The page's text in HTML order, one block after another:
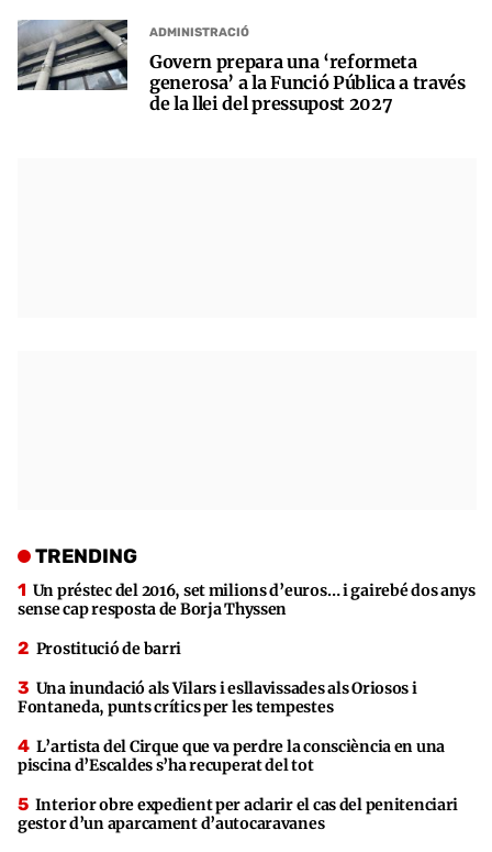
ADMINISTRACIÓ
Govern prepara una ‘reformeta
generosa’ a la Funció Pública a través
de la llei del pressupost 2027
TRENDING
Un préstec del 2016, set milions d’euros… i gairebé dos anys
sense cap resposta de Borja Thyssen
Prostitució de barri
Una inundació als Vilars i esllavissades als Oriosos i
Fontaneda, punts crítics per les tempestes
L’artista del Cirque que va perdre la consciència en una
piscina d’Escaldes s’ha recuperat del tot
Interior obre expedient per aclarir el cas del penitenciari
gestor d’un aparcament d’autocaravanes